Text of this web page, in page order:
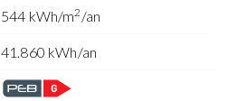
544 kWh/m2 /an
41.860 kWh/an